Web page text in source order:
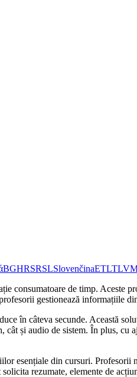
BGHRSRSLSlovenčinaETLTLV
consumatoare de timp. Aceste
gestionează informațiile
în câteva secunde. Această
cât și audio de sistem. În plus, cu
esențiale din cursuri. Profesorii
rezumate, elemente de